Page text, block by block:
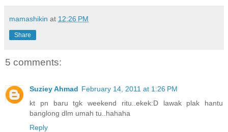
mamashikin at 12:26 PM
Share
5 comments:
Suziey Ahmad February 14, 2011 at 1:26 PM
kt pn baru tgk weekend ritu..ekek:D lawak plak hantu
banglong dlm umah tu..hahaha
Reply